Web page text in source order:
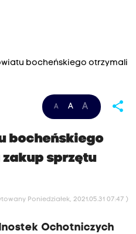
bocheńskiego otrzymali
A A A share
bocheńskiego
sprzętu
Poniedziałek, 2021.05.31 07:47 )
Ochotniczych